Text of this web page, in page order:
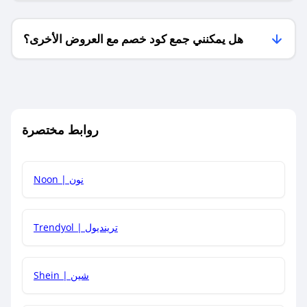
هل يمكنني جمع كود خصم مع العروض الأخرى؟
كم مدة صلاحية كود الخصم؟
روابط مختصرة
Noon | نون
Trendyol | ترينديول
Shein | شين